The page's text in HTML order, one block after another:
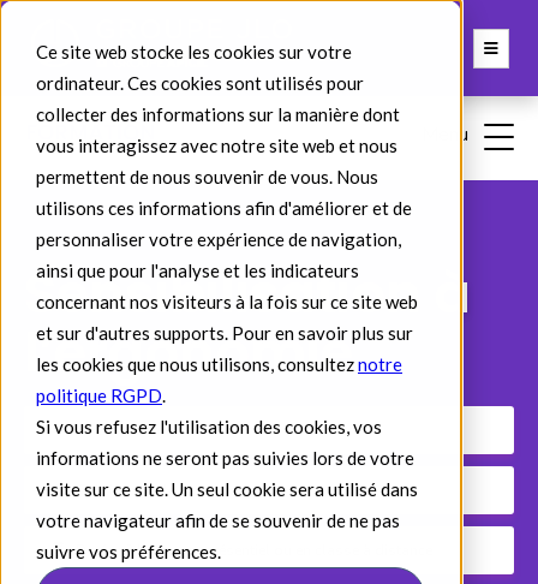
Ce site web stocke les cookies sur votre
ordinateur. Ces cookies sont utilisés pour
collecter des informations sur la manière dont
vous interagissez avec notre site web et nous
permettent de nous souvenir de vous. Nous
utilisons ces informations afin d'améliorer et de
personnaliser votre expérience de navigation,
ainsi que pour l'analyse et les indicateurs
concernant nos visiteurs à la fois sur ce site web
et sur d'autres supports. Pour en savoir plus sur
les cookies que nous utilisons, consulteznotre
politique RGPD.
Si vous refusez l'utilisation des cookies, vos
informations ne seront pas suivies lors de votre
visite sur ce site. Un seul cookie sera utilisé dans
votre navigateur afin de se souvenir de ne pas
suivre vos préférences.
Sensibilisation à
l’ergonomie
Référence : 633
Publics : Collaborateurs
Durée : 3 heures en présentiel ou en classe à distance